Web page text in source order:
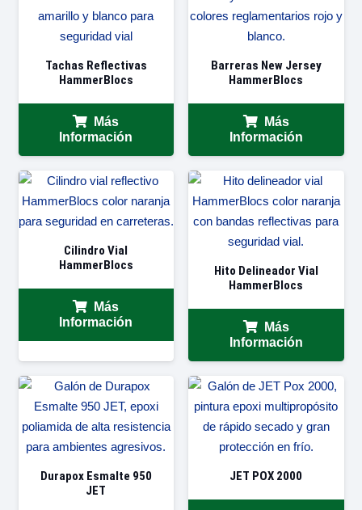
Tachas Reflectivas
HammerBlocs
Más
Información
Barreras New Jersey
HammerBlocs
Más
Información
Cilindro Vial
HammerBlocs
Más
Información
Hito Delineador Vial
HammerBlocs
Más
Información
Durapox Esmalte 950
JET
JET POX 2000